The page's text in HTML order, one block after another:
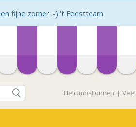
fijne zomer :-) 't Feestteam
Heliumballonnen